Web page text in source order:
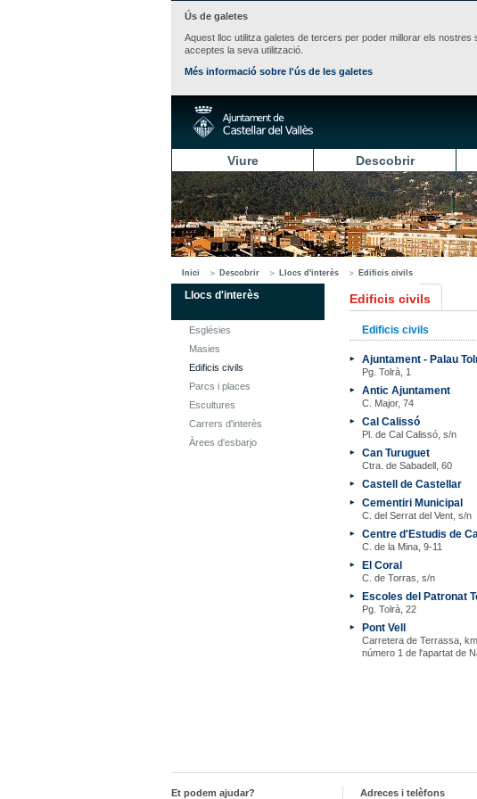
Ús de galetes
Aquest lloc utilitza galetes de tercers per poder millorar els
acceptes la seva utilització.
Més informació sobre l'ús de les galetes
Viure Descobrir
Inici Descobrir Llocs d'interès Edificis civils
Llocs d'interès
Esglésies
Masies
Edificis civils
Parcs i places
Escultures
Carrers d'interès
Àrees d'esbarjo
Edificis civils
Edificis civils
Ajuntament - Palau
Pg. Tolrà, 1
Antic Ajuntament
C. Major, 74
Cal Calissó
Pl. de Cal Calissó, s/n
Can Turuguet
Ctra. de Sabadell, 60
Castell de Castellar
Cementiri Municipal
C. del Serrat del Vent, s/n
Centre d'Estudis de
C. de la Mina, 9-11
El Coral
C. de Torras, s/n
Escoles del Patronat
Pg. Tolrà, 22
Pont Vell
Carretera de Terrassa,
número 1 de l'apartat de
Et podem ajudar? Adreces i telèfons